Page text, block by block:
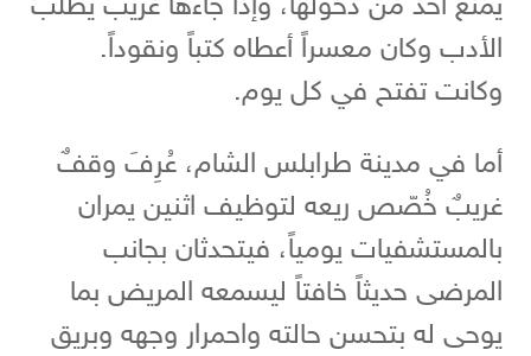
يمنع أحد من دخولها، وإذا جاءها غريب يطلب
الأدب وكان معسراً أعطاه كتباً ونقوداً.
وكانت تفتح في كل يوم.
أما في مدينة طرابلس الشام، عُرِفَ وقفٌ
غريبٌ خُصّص ريعه لتوظيف اثنين يمران
بالمستشفيات يومياً، فيتحدثان بجانب
المرضى حديثاً خافتاً ليسمعه المريض بما
يوحى له بتحسن حالته واحمرار وجهه وبريق